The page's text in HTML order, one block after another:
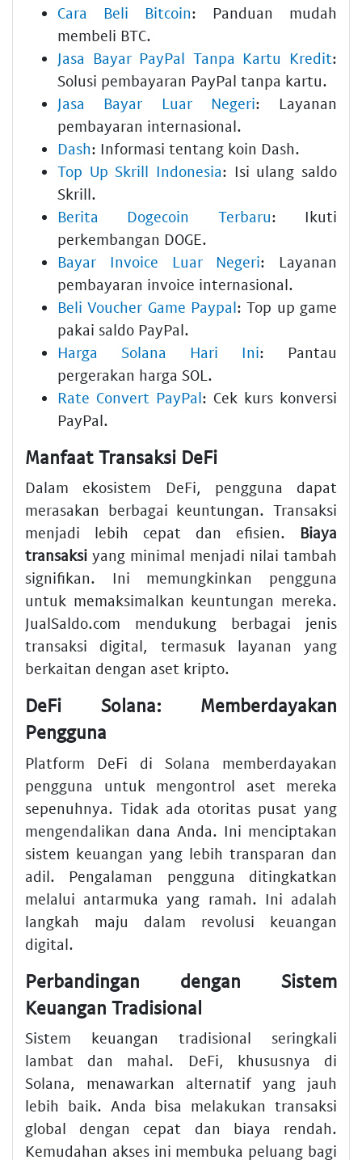
Cara Beli Bitcoin: Panduan mudah
membeli BTC.
Jasa Bayar PayPal Tanpa Kartu Kredit:
Solusi pembayaran PayPal tanpa kartu.
Jasa Bayar Luar Negeri: Layanan
pembayaran internasional.
Dash: Informasi tentang koin Dash.
Top Up Skrill Indonesia: Isi ulang saldo
Skrill.
Berita Dogecoin Terbaru: Ikuti
perkembangan DOGE.
Bayar Invoice Luar Negeri: Layanan
pembayaran invoice internasional.
Beli Voucher Game Paypal: Top up game
pakai saldo PayPal.
Harga Solana Hari Ini: Pantau
pergerakan harga SOL.
Rate Convert PayPal: Cek kurs konversi
PayPal.
Manfaat Transaksi DeFi
Dalam ekosistem DeFi, pengguna dapat
merasakan berbagai keuntungan. Transaksi
menjadi lebih cepat dan efisien. Biaya
transaksi yang minimal menjadi nilai tambah
signifikan. Ini memungkinkan pengguna
untuk memaksimalkan keuntungan mereka.
JualSaldo.com mendukung berbagai jenis
transaksi digital, termasuk layanan yang
berkaitan dengan aset kripto.
DeFi Solana: Memberdayakan
Pengguna
Platform DeFi di Solana memberdayakan
pengguna untuk mengontrol aset mereka
sepenuhnya. Tidak ada otoritas pusat yang
mengendalikan dana Anda. Ini menciptakan
sistem keuangan yang lebih transparan dan
adil. Pengalaman pengguna ditingkatkan
melalui antarmuka yang ramah. Ini adalah
langkah maju dalam revolusi keuangan
digital.
Perbandingan dengan Sistem
Keuangan Tradisional
Sistem keuangan tradisional seringkali
lambat dan mahal. DeFi, khususnya di
Solana, menawarkan alternatif yang jauh
lebih baik. Anda bisa melakukan transaksi
global dengan cepat dan biaya rendah.
Kemudahan akses ini membuka peluang bagi